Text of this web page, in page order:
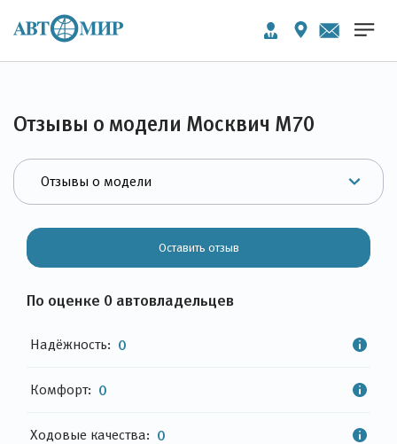
Отзывы о модели Москвич М70
Оставить отзыв
По оценке 0 автовладельцев
Надёжность: 0
Комфорт: 0
Ходовые качества: 0